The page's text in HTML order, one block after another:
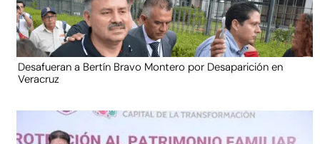
Desafueran a Bertín Bravo Montero por Desaparición en
Veracruz